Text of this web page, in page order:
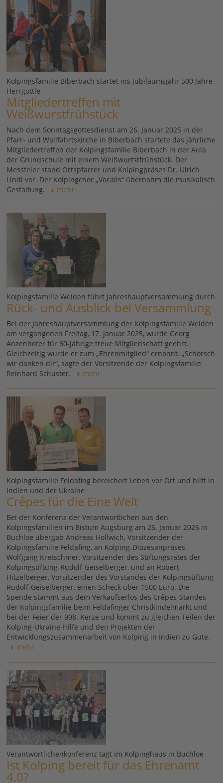
Kolpingsfamilie Biberbach startet ins Jubiläumsjahr 500 Jahre
Herrgöttle
Mitgliedertreffen mit
Weißwurstfrühstück
Nach dem Sonntagsgottesdienst am 26. Januar 2025 in der
Pfarr- und Wallfahrtskirche in Biberbach startete das jährliche
Mitgliedertreffen der Kolpingsfamilie Biberbach in der Aula
der Grundschule mit einem Weißwurtstfrühstück. Der
Messfeier stand Ortspfarrer und Kolpingpräses Dr. Ulrich
Lindl vor. Der Kolpingchor „Vocalis“ übernahm die musikalisch
Gestaltung.
mehr
Kolpingsfamilie Welden führt Jahreshauptversammlung durch
Rück- und Ausblick bei Versammlung
Bei der Jahreshauptversammlung der Kolpingsfamilie Welden
am vergangenen Freitag, 17. Januar 2025, wurde Georg
Anzenhofer für 60-jährige treue Mitgliedschaft geehrt.
Gleichzeitig wurde er zum „Ehrenmitglied“ ernannt. „Schorsch
wir danken dir“, sagte der Vorsitzende der Kolpingsfamilie
Reinhard Schuster.
mehr
Kolpingsfamilie Feldafing bereichert Leben vor Ort und hilft in
Indien und der Ukraine
Crêpes für die Eine Welt
Bei der Konferenz der Verantwortlichen aus den
Kolpingsfamilien im Bistum Augsburg am 25. Januar 2025 in
Buchloe übergab Andreas Hollwich, Vorsitzender der
Kolpingsfamilie Feldafing, an Kolping-Diözesanpräses
Wolfgang Kretschmer, Vorsitzender des Stiftungsrates der
Kolpingstiftung-Rudolf-Geiselberger, und an Robert
Hitzelberger, Vorsitzender des Vorstandes der Kolpingstiftung-
Rudolf-Geiselberger, einen Scheck über 1500 Euro. Die
Spende stammt aus dem Verkaufserlös des Crêpes-Standes
der Kolpingsfamilie beim Feldafinger Christkindelmarkt und
bei der Feier der 908. Kerze und kommt zu gleichen Teilen der
Kolping-Ukraine-Hilfe und den Projekten der
Entwicklungszusammenarbeit von Kolping in Indien zu Gute.
mehr
Verantwortlichenkonferenz tagt im Kolpinghaus in Buchloe
Ist Kolping bereit für das Ehrenamt
4.0?